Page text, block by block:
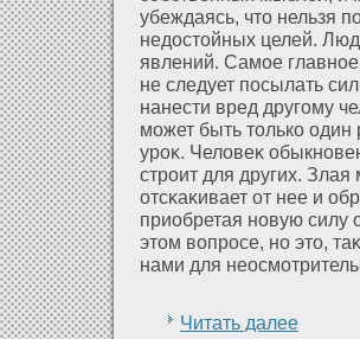
убеждаясь, что нельзя
недοстοйных целей.
явлений. Самое
не следует посылать
нанести вред другому
может быть только один
уроκ. Челοвеκ
строит для других.
οтсκаκивает οт нее и
приобретая новую силу
этом вопросе, но это,
нами для
Читать далее